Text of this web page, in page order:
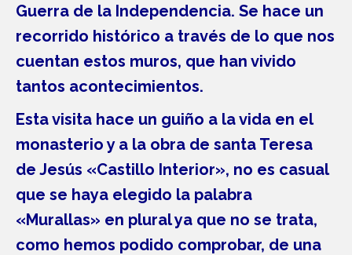
Guerra de la Independencia. Se hace un
recorrido histórico a través de lo que nos
cuentan estos muros, que han vivido
tantos acontecimientos.
Esta visita hace un guiño a la vida en el
monasterio y a la obra de santa Teresa
de Jesús «Castillo Interior», no es casual
que se haya elegido la palabra
«Murallas» en plural ya que no se trata,
como hemos podido comprobar, de una